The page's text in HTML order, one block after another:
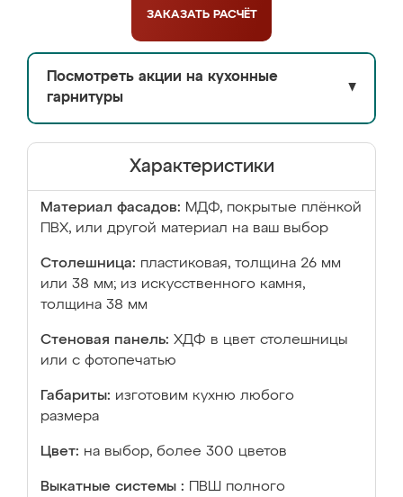
ЗАКАЗАТЬ РАСЧЁТ
Посмотреть акции на кухонные
гарнитуры
▼
Характеристики
Материал фасадов: МДФ, покрытые плёнкой
ПВХ, или другой материал на ваш выбор
Столешница: пластиковая, толщина 26 мм
или 38 мм; из искусственного камня,
толщина 38 мм
Стеновая панель: ХДФ в цвет столешницы
или с фотопечатью
Габариты: изготовим кухню любого
размера
Цвет: на выбор, более 300 цветов
Выкатные системы :
ПВШ полного